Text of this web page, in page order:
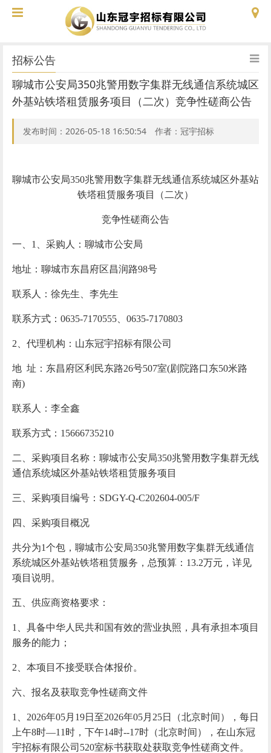
招标公告
聊城市公安局350兆警用数字集群无线通信系统城区
外基站铁塔租赁服务项目（二次）竞争性磋商公告
发布时间：2026-05-18 16:50:54 作者：冠宇招标
聊城市公安局350兆警用数字集群无线通信系统城区外基站
铁塔租赁服务项目（ 二次）
竞争性磋商公告
一、 1、采购人：聊城市公安局
地址：聊城市东昌府区昌润路98号
联系人：徐先生、李先生
联系方式： 0635-7170555、0635-7170803
2、代理机构：山东冠宇招标有限公司
地 址：东昌府区利民东路26号507室(剧院路口东50米路
南)
联系人：李全鑫
联系方式： 15666735210
二、 采购项目名称：聊城市公安局350兆警用数字集群无线
通信系统城区外基站铁塔租赁服务项目
三、采购项目编号： SDGY-Q-C202604-005/F
四、采购项目概况
共分为1个包，聊城市公安局350兆警用数字集群无线通信
系统城区外基站铁塔租赁服务， 总预算： 13.2万元 ，详见
项目说明。
五、供应商资格要求：
1、具备中华人民共和国有效的营业执照，具有承担本项目
服务的能力；
2 、本项目不接受联合体报价。
六、报名及获取竞争性磋商文件
1、2026年05月 19日至2026年05月 25日（北京时间），每日
上午8时—11时，下午14时--17时（北京时间），在山东冠
宇招标有限公司520室标书获取处获取竞争性磋商文件。